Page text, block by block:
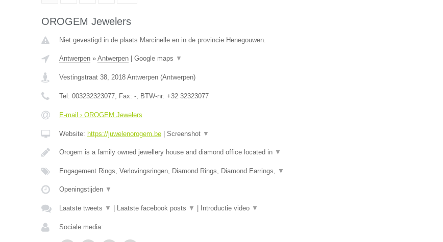
OROGEM Jewelers
Niet gevestigd in de plaats Marcinelle en in de provincie Henegouwen.
Antwerpen» Antwerpen| Google maps ▼
Vestingstraat 38, 2018 Antwerpen(Antwerpen)
Tel: 003232323077, Fax: -, BTW-nr: +32 32323077
E-mail › OROGEM Jewelers
Website: https://juwelenorogem.be| Screenshot ▼
Orogem is a family owned jewellery house and diamond office located in ▼
Engagement Rings, Verlovingsringen, Diamond Rings, Diamond Earrings, ▼
Openingstijden ▼
Laatste tweets ▼ Laatste facebook posts ▼ Introductie video ▼
Sociale media: